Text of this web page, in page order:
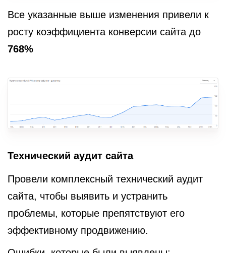
Все указанные выше изменения привели к
росту коэффициента конверсии сайта до
768%
Технический аудит сайта
Провели комплексный технический аудит
сайта, чтобы выявить и устранить
проблемы, которые препятствуют его
эффективному продвижению.